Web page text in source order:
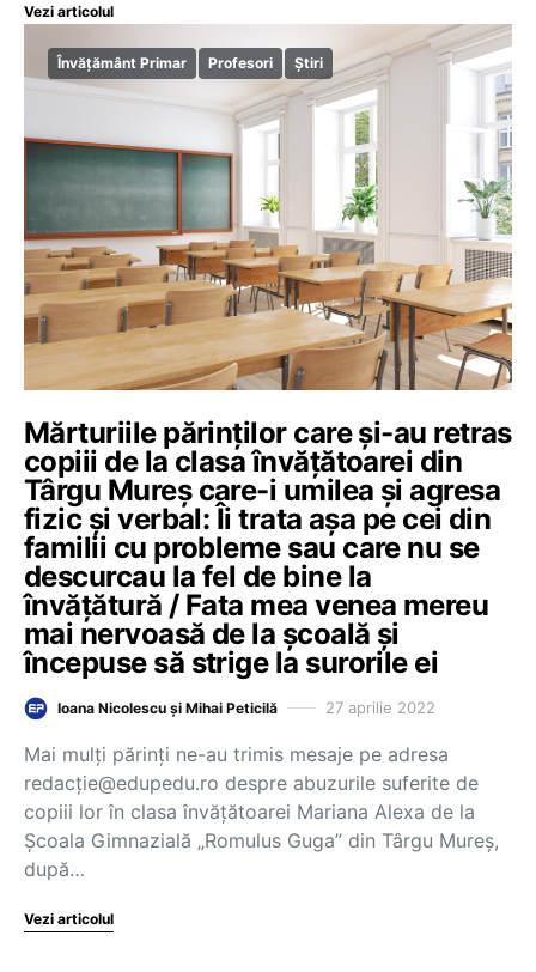
Vezi articolul
Învățământ Primar Profesori Știri
Mărturiile părinților care și-au retras
copiii de la clasa învățătoarei din
Târgu Mureș care-i umilea și agresa
fizic și verbal: Îi trata așa pe cei din
familii cu probleme sau care nu se
descurcau la fel de bine la
învățătură / Fata mea venea mereu
mai nervoasă de la școală și
începuse să strige la surorile ei
Ioana Nicolescu și Mihai Peticilă 27 aprilie 2022
Mai mulți părinți ne-au trimis mesaje pe adresa
redacție@edupedu.ro despre abuzurile suferite de
copiii lor în clasa învățătoarei Mariana Alexa de la
Școala Gimnazială „Romulus Guga” din Târgu Mureș,
după…
Vezi articolul